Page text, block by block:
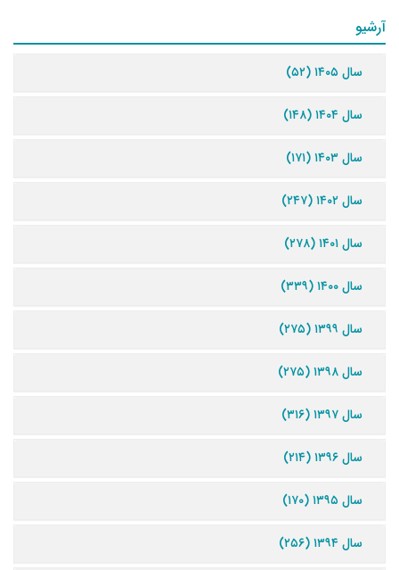
آرشیو
سال ۱۴۰۵ (۵۲)
سال ۱۴۰۴ (۱۴۸)
سال ۱۴۰۳ (۱۷۱)
سال ۱۴۰۲ (۲۴۷)
سال ۱۴۰۱ (۲۷۸)
سال ۱۴۰۰ (۳۳۹)
سال ۱۳۹۹ (۲۷۵)
سال ۱۳۹۸ (۲۷۵)
سال ۱۳۹۷ (۳۱۶)
سال ۱۳۹۶ (۲۱۴)
سال ۱۳۹۵ (۱۷۰)
سال ۱۳۹۴ (۲۵۶)